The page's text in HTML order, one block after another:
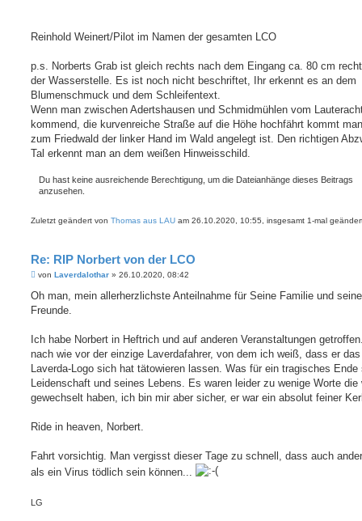
Reinhold Weinert/Pilot im Namen der gesamten LCO
p.s. Norberts Grab ist gleich rechts nach dem Eingang ca. 80 cm
der Wasserstelle. Es ist noch nicht beschriftet, Ihr erkennt es an dem
Blumenschmuck und dem Schleifentext.
Wenn man zwischen Adertshausen und Schmidmühlen vom
kommend, die kurvenreiche Straße auf die Höhe hochfährt kommt
zum Friedwald der linker Hand im Wald angelegt ist. Den richtigen
Tal erkennt man an dem weißen Hinweisschild.
Du hast keine ausreichende Berechtigung, um die Dateianhänge dieses Beitrags
anzusehen.
Zuletzt geändert von Thomas aus LAU am 26.10.2020, 10:55, insgesamt 1-mal
Re: RIP Norbert von der LCO
B
i
r
von Laverdalothar » 26.10.2020, 08:42
Oh man, mein allerherzlichste Anteilnahme für Seine Familie und seine
Freunde.
Ich habe Norbert in Heftrich und auf anderen Veranstaltungen
nach wie vor der einzige Laverdafahrer, von dem ich weiß, dass er das
Laverda-Logo sich hat tätowieren lassen. Was für ein tragisches Ende
Leidenschaft und seines Lebens. Es waren leider zu wenige Worte die
gewechselt haben, ich bin mir aber sicher, er war ein absolut feiner
Ride in heaven, Norbert.
Fahrt vorsichtig. Man vergisst dieser Tage zu schnell, dass auch
als ein Virus tödlich sein können...
LG